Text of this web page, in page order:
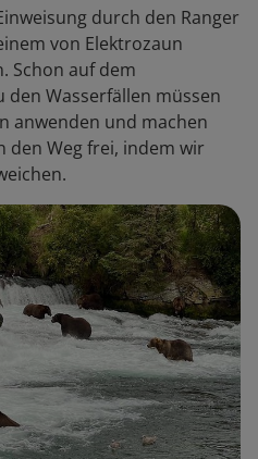
durch den Ranger
von Elektrozaun
Schon auf dem
den Wasserfällen müssen
anwenden und machen
den Weg frei, indem wir